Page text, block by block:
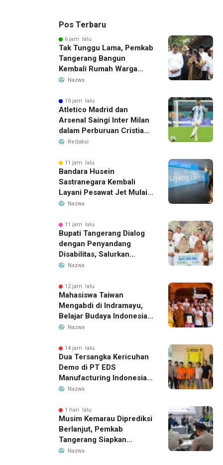
Pos Terbaru
6 jam lalu
Tak Tunggu Lama, Pemkab
Tangerang Bangun
Kembali Rumah Warga
yang Roboh Akibat Puting
Nazwa
10 jam lalu
Atletico Madrid dan
Arsenal Saingi Inter Milan
dalam Perburuan Cristian
Romero, Transfer Bek
Redaksi
11 jam lalu
Bandara Husein
Sastranegara Kembali
Layani Pesawat Jet Mulai
14 Agustus 2026, Garuda
Bandung-Denpasar
Nazwa
11 jam lalu
Bupati Tangerang Dialog
dengan Penyandang
Disabilitas, Salurkan
Bantuan dan Tampung
Nazwa
12 jam lalu
Mahasiswa Taiwan
Mengabdi di Indramayu,
Belajar Budaya Indonesia
dan Edukasi Pekerja
Nazwa
14 jam lalu
Dua Tersangka Kericuhan
Demo di PT EDS
Manufacturing Indonesia
Ditahan, Polda Banten
Pengelolaan Limbah
Nazwa
1 hari lalu
Musim Kemarau Diprediksi
Berlanjut, Pemkab
Tangerang Siapkan
Langkah Antisipasi Krisis
Nazwa